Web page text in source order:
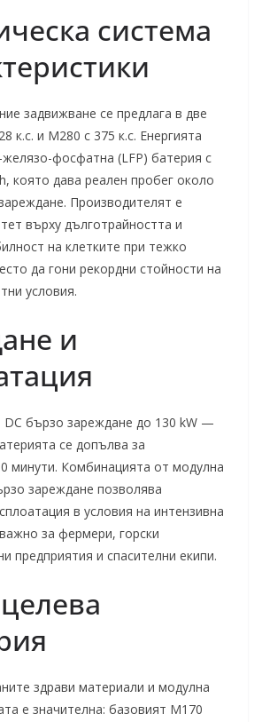
система
задвижване се предлага в две
к.с. и M280 с 375 к.с. Енергията
фосфатна (LFP) батерия с
която дава реален пробег около
Производителят е
върху дълготрайността и
на клетките при тежко
да гони рекордни стойности на
условия.
и
бързо зареждане до 130 kW —
се допълва за
минути. Комбинацията от модулна
зареждане позволява
в условия на интензивна
за фермери, горски
предприятия и спасителни екипи.
здрави материали и модулна
е значителна: базовият M170